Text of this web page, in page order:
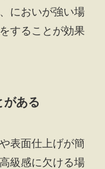
においが強い場
することが効果
がある
表面仕上げが簡
級感に欠ける場